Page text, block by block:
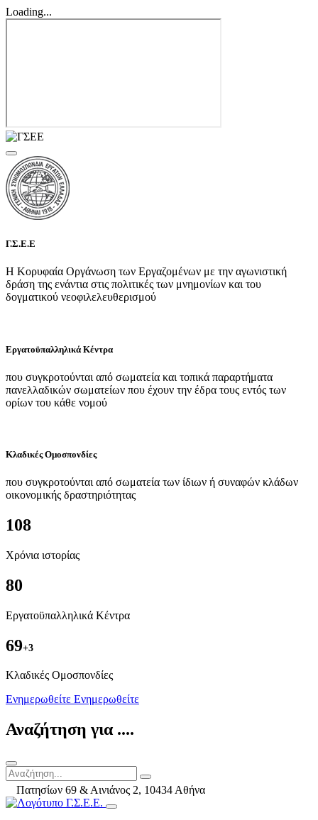
Loading...
Γ.Σ.Ε.Ε
Η Κορυφαία Οργάνωση των Εργαζομένων με την αγωνιστική
δράση της ενάντια στις πολιτικές των μνημονίων και του
δογματικού νεοφιλελευθερισμού
Εργατοϋπαλληλικά Κέντρα
που συγκροτούνται από σωματεία και τοπικά παραρτήματα
πανελλαδικών σωματείων που έχουν την έδρα τους εντός των
ορίων του κάθε νομού
Κλαδικές Ομοσπονδίες
που συγκροτούνται από σωματεία των ίδιων ή συναφών κλάδων
οικονομικής δραστηριότητας
108
Χρόνια ιστορίας
80
Εργατοϋπαλληλικά Κέντρα
69+3
Kλαδικές Ομοσπονδίες
Ενημερωθείτε Ενημερωθείτε
Αναζήτηση για ....
Πατησίων 69 & Αινιάνος 2, 10434 Αθήνα